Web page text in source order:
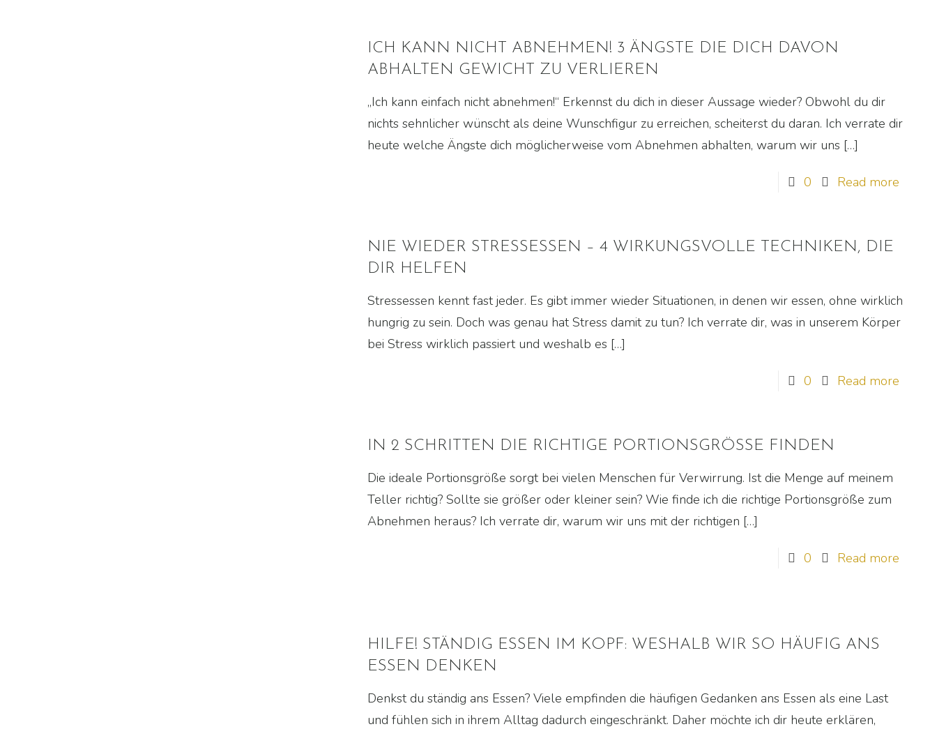
ICH KANN NICHT ABNEHMEN! 3 ÄNGSTE DIE DICH DAVON
ABHALTEN GEWICHT ZU VERLIEREN
„Ich kann einfach nicht abnehmen!“ Erkennst du dich in dieser Aussage wieder? Obwohl du dir
nichts sehnlicher wünscht als deine Wunschfigur zu erreichen, scheiterst du daran. Ich verrate dir
heute welche Ängste dich möglicherweise vom Abnehmen abhalten, warum wir uns […]
0 Read more
NIE WIEDER STRESSESSEN – 4 WIRKUNGSVOLLE TECHNIKEN, DIE
DIR HELFEN
Stressessen kennt fast jeder. Es gibt immer wieder Situationen, in denen wir essen, ohne wirklich
hungrig zu sein. Doch was genau hat Stress damit zu tun? Ich verrate dir, was in unserem Körper
bei Stress wirklich passiert und weshalb es […]
0 Read more
IN 2 SCHRITTEN DIE RICHTIGE PORTIONSGRÖSSE FINDEN
Die ideale Portionsgröße sorgt bei vielen Menschen für Verwirrung. Ist die Menge auf meinem
Teller richtig? Sollte sie größer oder kleiner sein? Wie finde ich die richtige Portionsgröße zum
Abnehmen heraus? Ich verrate dir, warum wir uns mit der richtigen […]
0 Read more
HILFE! STÄNDIG ESSEN IM KOPF: WESHALB WIR SO HÄUFIG ANS
ESSEN DENKEN
Denkst du ständig ans Essen? Viele empfinden die häufigen Gedanken ans Essen als eine Last
und fühlen sich in ihrem Alltag dadurch eingeschränkt. Daher möchte ich dir heute erklären,